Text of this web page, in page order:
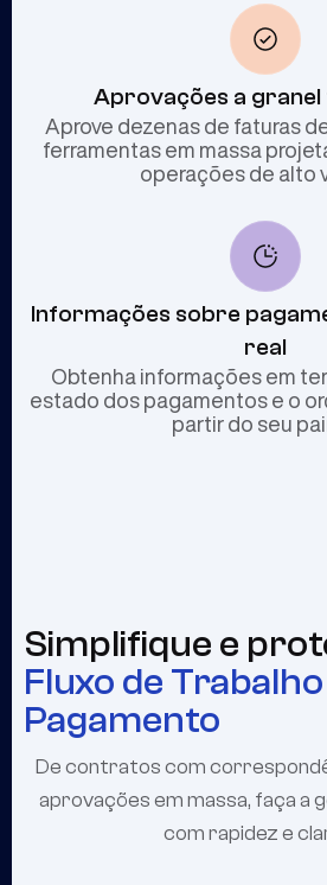
Aprovações a
Aprove dezenas de faturas
ferramentas em massa
operações de alto
Informações sobre
real
Obtenha informações em
estado dos pagamentos e o
partir do seu
Simplifique e
Fluxo de
Pagamento
De contratos com
aprovações em massa, faça a
com rapidez e